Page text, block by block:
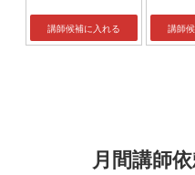
講師候補に入れる 講師
月間講師